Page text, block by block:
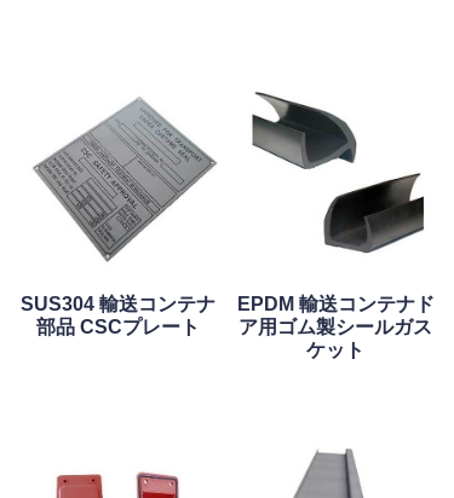
SUS304 輸送コンテナ
部品 CSCプレート
EPDM 輸送コンテナド
ア用ゴム製シールガス
ケット